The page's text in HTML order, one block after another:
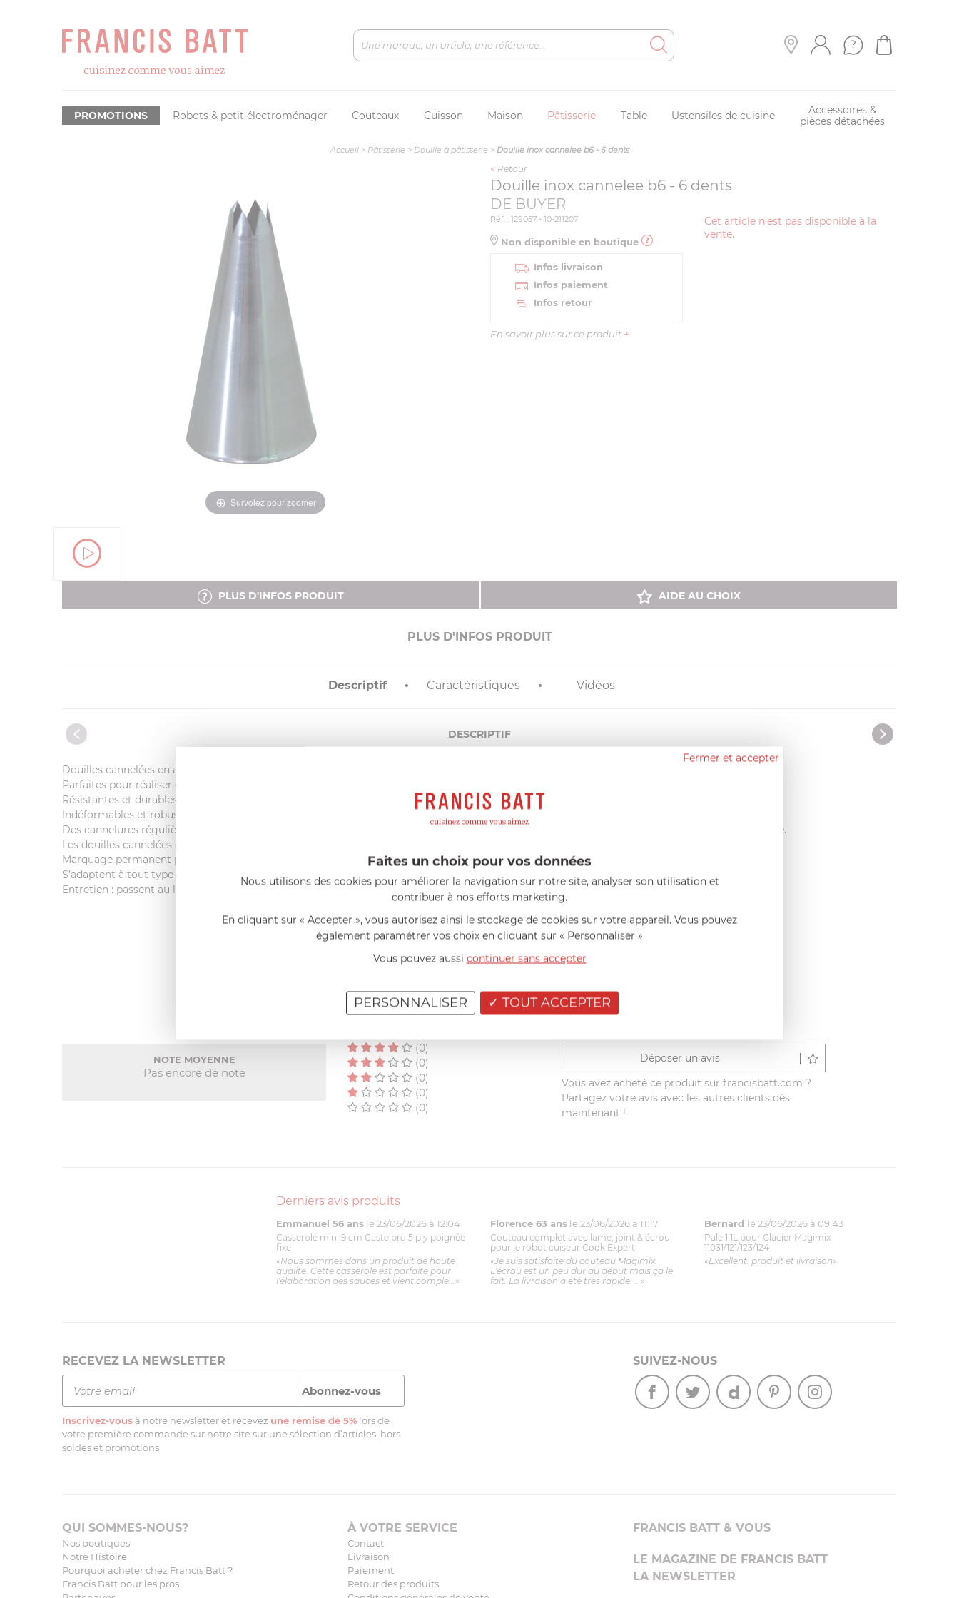
Robots & petit électroménager Couteaux Cuisson Maison Pâtisserie Table Ustensiles de cuisine
Accessoires &
pièces détachées
PROMOTIONS
Accueil> Pâtisserie > Douille à pâtisserie > Douille inox cannelee b6 - 6 dents
Survolez pour zoomer
< Retour
Douille inox cannelee b6 - 6 dents
DE BUYER
Cet article n'est pas disponible à la
vente.
Réf. : 129057 - 10-211207
Non disponible en boutique
Infos livraison
Infos paiement
Infos retour
En savoir plus sur ce produit +
PLUS D'INFOS PRODUIT AIDE AU CHOIX
PLUS D'INFOS PRODUIT
Descriptif Caractéristiques Vidéos
DESCRIPTIF
Douilles cannelées en acier inoxydable, sans soudure.
Parfaites pour réaliser des décors de crème, des choux, des meringues…
Résistantes et durables : elles sont idéales pour un usage intensif.
Indéformables et robustes, elles résistent aux hautes températures.
Des cannelures régulières : même taille, même forme et un espace constant entre chaque cannelure pour des résultats homogènes et de qualité.
Les douilles cannelées garantissent un excellent résultat visuel ainsi qu’un travail fin et précis grâce à leur finition très soignée.
Marquage permanent pour une identification facile de la taille de la douille.
S’adaptent à tout type de poches pâtissières.
Entretien : passent au lave-vaisselle.
AIDE AU CHOIX
NOTE MOYENNE
Pas encore de note
(0)
(0)
(0)
(0)
(0)
Déposer un avis
Vous avez acheté ce produit sur francisbatt.com ?
Partagez votre avis avec les autres clients dès
maintenant !
Derniers avis produits
Emmanuel 56 ans le 23/06/2026 à 12:04
Casserole mini 9 cm Castelpro 5 ply poignée
fixe
«Nous sommes dans un produit de haute
qualité. Cette casserole est parfaite pour
l'élaboration des sauces et vient complé...»
Florence 63 ans le 23/06/2026 à 11:17
Couteau complet avec lame, joint & écrou
pour le robot cuiseur Cook Expert
«Je suis satisfaite du couteau Magimix.
L'écrou est un peu dur au début mais ça le
fait. La livraison a été très rapide. ...»
Bernard le 23/06/2026 à 09:43
Pale 1.1L pour Glacier Magimix
11031/121/123/124
«Excellent: produit et livraison»
RECEVEZ LA NEWSLETTER
Inscrivez-vous à notre newsletter et recevez une remise de 5% lors de
votre première commande sur notre site sur une sélection d’articles, hors
soldes et promotions
SUIVEZ-NOUS
QUI SOMMES-NOUS?
Nos boutiques
Notre Histoire
Pourquoi acheter chez Francis Batt ?
Francis Batt pour les pros
À VOTRE SERVICE
Contact
Livraison
Paiement
Retour des produits
FRANCIS BATT & VOUS
LE MAGAZINE DE FRANCIS BATT
LA NEWSLETTER
Fermer et accepter
Faites un choix pour vos données
Nous utilisons des cookies pour améliorer la navigation sur notre site, analyser son utilisation et
contribuer à nos efforts marketing.
En cliquant sur « Accepter », vous autorisez ainsi le stockage de cookies sur votre appareil. Vous pouvez
également paramétrer vos choix en cliquant sur « Personnaliser »
Vous pouvez aussi continuer sans accepter
TOUT ACCEPTER
PERSONNALISER